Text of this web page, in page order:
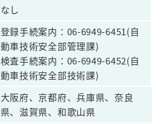
なし
登録手続案内：06-6949-6451(自
動車技術安全部管理課)
検査手続案内：06-6949-6452(自
動車技術安全部技術課)
大阪府、京都府、兵庫県、奈良
県、滋賀県、和歌山県